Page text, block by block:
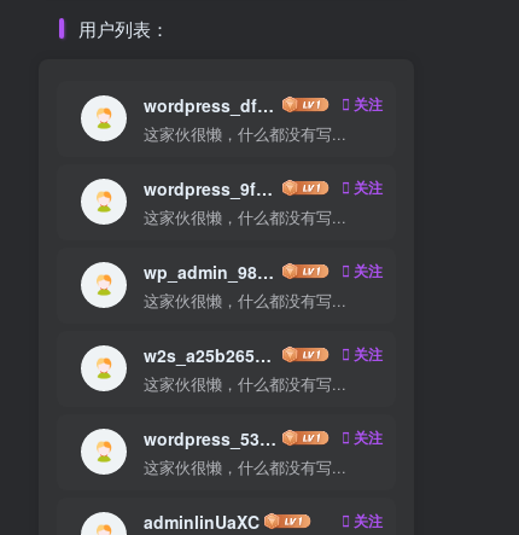
用户列表：
wordpress_dfba17c0239b
关注
这家伙很懒，什么都没有写...
wordpress_9fd4a70901ea
关注
这家伙很懒，什么都没有写...
wp_admin_980bd6
关注
这家伙很懒，什么都没有写...
w2s_a25b2658a16d
关注
这家伙很懒，什么都没有写...
wordpress_533ac3adecf6
关注
这家伙很懒，什么都没有写...
adminlinUaXC
关注